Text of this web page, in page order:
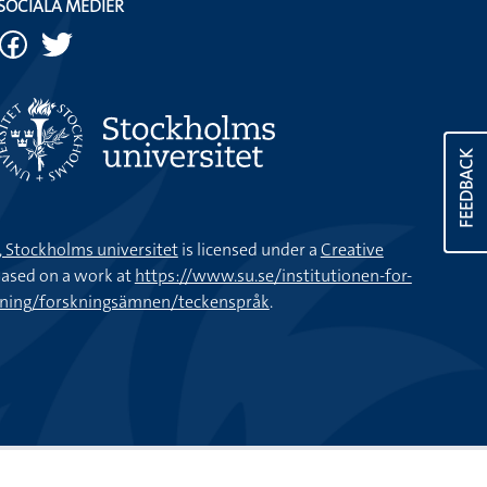
FEEDBACK
MEDIER
universitetis licensed under aCreative
on a work athttps://www.su.se/institutionen-for-
forskningsämnen/teckenspråk.